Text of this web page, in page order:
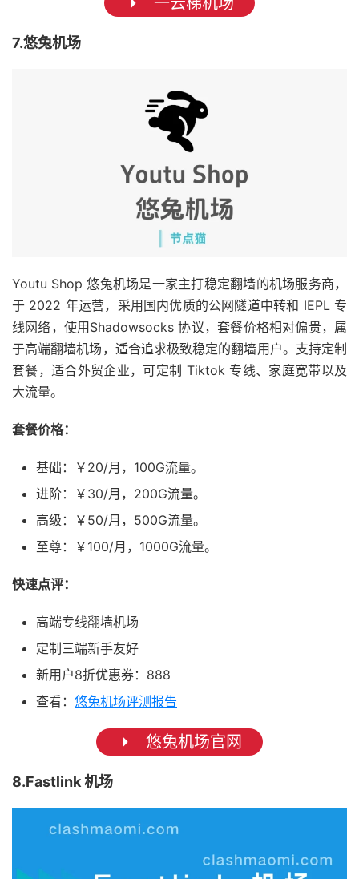
7.悠兔机场
Youtu Shop 悠兔机场是一家主打稳定翻墙的机场服务商，
于 2022 年运营，采用国内优质的公网隧道中转和 IEPL 专
线网络，使用Shadowsocks 协议，套餐价格相对偏贵，属
于高端翻墙机场，适合追求极致稳定的翻墙用户。支持定制
套餐，适合外贸企业，可定制 Tiktok 专线、家庭宽带以及
大流量。
套餐价格：
基础：￥20/月，100G流量。
进阶：￥30/月，200G流量。
高级：￥50/月，500G流量。
至尊：￥100/月，1000G流量。
快速点评：
高端专线翻墙机场
定制三端新手友好
新用户8折优惠券：888
查看： 悠兔机场评测报告
悠兔机场官网
8.Fastlink 机场